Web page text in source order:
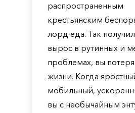
распространенным
крестьянским
лорд еда. Так
вырос в рутинных и
проблемах, вы
жизни. Когда
мобильный,
вы с необычайным